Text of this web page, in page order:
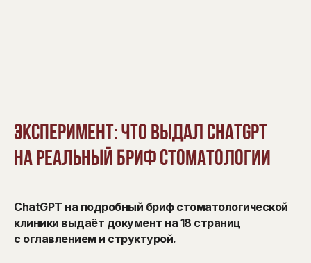
Эксперимент: что выдал ChatGPT
на реальный бриф стоматологии
ChatGPT на подробный бриф стоматологической
клиники выдаёт документ на 18 страниц
с оглавлением и структурой.